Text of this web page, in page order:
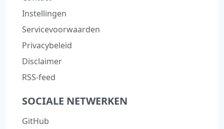
Instellingen
Servicevoorwaarden
Privacybeleid
Disclaimer
RSS-feed
SOCIALE NETWERKEN
GitHub